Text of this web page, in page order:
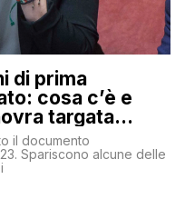
di prima
cosa c’è e
targata
il documento
Spariscono alcune delle